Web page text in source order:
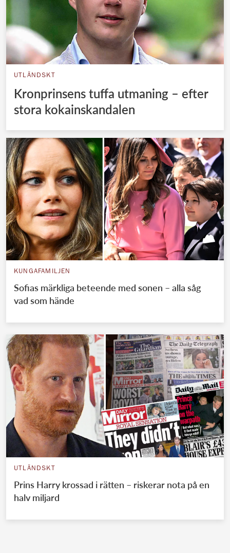
UTLÄNDSKT
Kronprinsens tuffa utmaning – efter
stora kokainskandalen
KUNGAFAMILJEN
Sofias märkliga beteende med sonen – alla såg
vad som hände
UTLÄNDSKT
Prins Harry krossad i rätten – riskerar nota på en
halv miljard